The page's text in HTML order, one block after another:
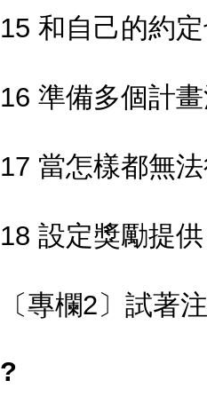
15 和自己的約
16 準備多個計
17 當怎樣都無
18 設定獎勵提
〔專欄2〕試著
?